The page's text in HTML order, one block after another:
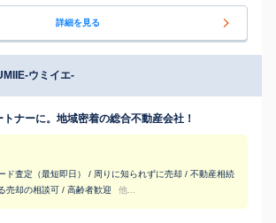
詳細を見る
ウミイエ-
ナーに。地域密着の総合不動産会社！
ド査定（最短即日） / 周りに知られずに売却 / 不動産相続
売却の相談可 / 高齢者歓迎
他...